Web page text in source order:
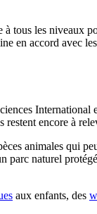
tous les niveaux
en accord avec
International
encore à
animales qui
naturel
aux enfants, des